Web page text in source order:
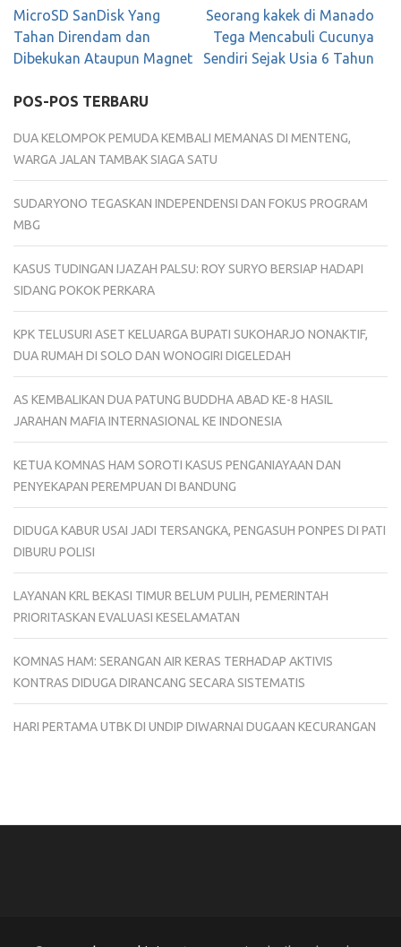
Navigasi
pos
MicroSD SanDisk Yang
Tahan Direndam dan
Dibekukan Ataupun Magnet
Seorang kakek di Manado
Tega Mencabuli Cucunya
Sendiri Sejak Usia 6 Tahun
POS-POS TERBARU
DUA KELOMPOK PEMUDA KEMBALI MEMANAS DI MENTENG,
WARGA JALAN TAMBAK SIAGA SATU
SUDARYONO TEGASKAN INDEPENDENSI DAN FOKUS PROGRAM
MBG
KASUS TUDINGAN IJAZAH PALSU: ROY SURYO BERSIAP HADAPI
SIDANG POKOK PERKARA
KPK TELUSURI ASET KELUARGA BUPATI SUKOHARJO NONAKTIF,
DUA RUMAH DI SOLO DAN WONOGIRI DIGELEDAH
AS KEMBALIKAN DUA PATUNG BUDDHA ABAD KE-8 HASIL
JARAHAN MAFIA INTERNASIONAL KE INDONESIA
KETUA KOMNAS HAM SOROTI KASUS PENGANIAYAAN DAN
PENYEKAPAN PEREMPUAN DI BANDUNG
DIDUGA KABUR USAI JADI TERSANGKA, PENGASUH PONPES DI PATI
DIBURU POLISI
LAYANAN KRL BEKASI TIMUR BELUM PULIH, PEMERINTAH
PRIORITASKAN EVALUASI KESELAMATAN
KOMNAS HAM: SERANGAN AIR KERAS TERHADAP AKTIVIS
KONTRAS DIDUGA DIRANCANG SECARA SISTEMATIS
HARI PERTAMA UTBK DI UNDIP DIWARNAI DUGAAN KECURANGAN